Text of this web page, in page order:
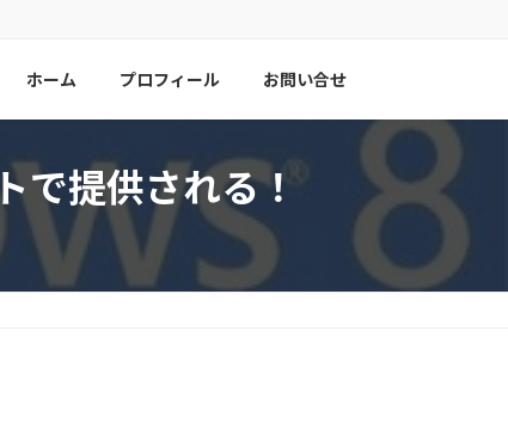
ホーム プロフィール お問い合せ
で提供される！